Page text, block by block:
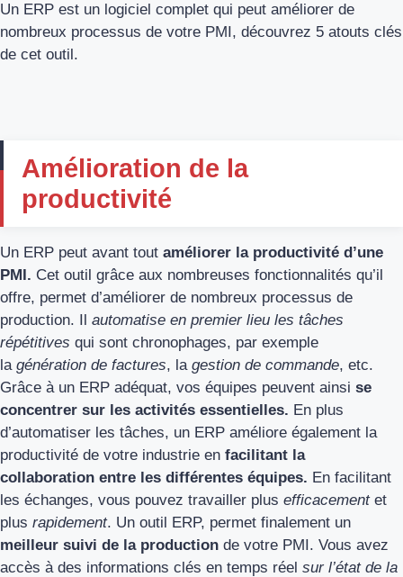
Un ERP est un logiciel complet qui peut améliorer de
nombreux processus de votre PMI, découvrez 5 atouts clés
de cet outil.
Amélioration de la
productivité
Un ERP peut avant tout améliorer la productivité d’une
PMI. Cet outil grâce aux nombreuses fonctionnalités qu’il
offre, permet d’améliorer de nombreux processus de
production. Il automatise en premier lieu les tâches
répétitives qui sont chronophages, par exemple
la génération de factures, la gestion de commande, etc.
Grâce à un ERP adéquat, vos équipes peuvent ainsi se
concentrer sur les activités essentielles. En plus
d’automatiser les tâches, un ERP améliore également la
productivité de votre industrie en facilitant la
collaboration entre les différentes équipes. En facilitant
les échanges, vous pouvez travailler plus efficacement et
plus rapidement. Un outil ERP, permet finalement un
meilleur suivi de la production de votre PMI. Vous avez
accès à des informations clés en temps réel sur l’état de la